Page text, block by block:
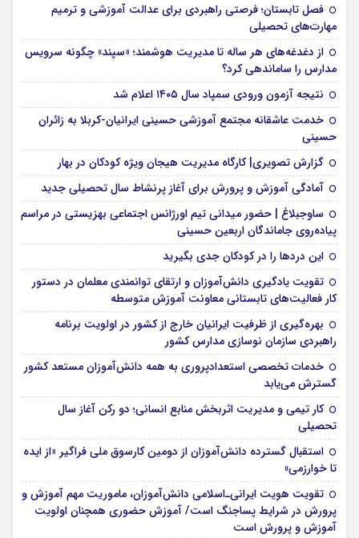
فصل تابستان؛ فرصتی راهبردی برای عدالت آموزشی و ترمیم
مهارت‌های تحصیلی
از دغدغه‌های هر ساله تا مدیریت هوشمند؛ «سپند» چگونه سرویس
مدارس را ساماندهی کرد؟
نتیجه آزمون ورودی سمپاد سال ۱۴۰۵ اعلام شد
خدمت عاشقانه مجتمع آموزشی‌ حسینی ایرانیان-کربلا به زائران
حسینی
گزارش تصویری| کارگاه مدیریت هیجان ویژه کودکان در بهار
آمادگی آموزش و پرورش برای آغاز پرنشاط سال تحصیلی جدید
ساوجبلاغ | حضور میدانی تیم اورژانس اجتماعی بهزیستی در مراسم
پیاده‌روی جاماندگان اربعین حسینی
این درد‌ها را در کودکان جدی بگیرید
تقویت یادگیری دانش‌آموزان و ارتقای توانمندی معلمان در دستور
کار فعالیت‌های تابستانی معاونت آموزش متوسطه
بهره‌گیری از ظرفیت ایرانیان خارج از کشور در اولویت برنامه
راهبردی سازمان نوسازی مدارس کشور
خدمات تخصصی استعدادپروری به همه دانش‌آموزان مستعد کشور
گسترش می‌یابد
کار تیمی و مدیریت اثربخش منابع انسانی؛ دو رکن آغاز سال
تحصیلی
استقبال گسترده دانش‌آموزان از دومین کارسوق ملی فراگیر «از ایده
تا خوارزمی»
تقویت هویت ایرانی‌ـ‌اسلامی دانش‌آموزان، ماموریت مهم آموزش و
پرورش در شرایط پساجنگ است/ آموزش حضوری همچنان اولویت
آموزش و پرورش است